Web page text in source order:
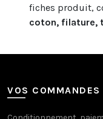
fiches produit,
coton, filature,
VOS COMMANDES